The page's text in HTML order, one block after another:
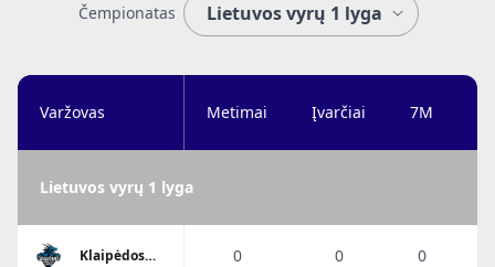
Čempionatas
Varžovas Metimai Įvarčiai 7M
Lietuvos vyrų 1 lyga
Klaipėdos
0 0 0